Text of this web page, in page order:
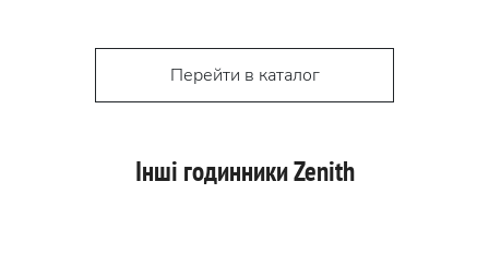
Перейти в каталог
Інші годинники Zenith